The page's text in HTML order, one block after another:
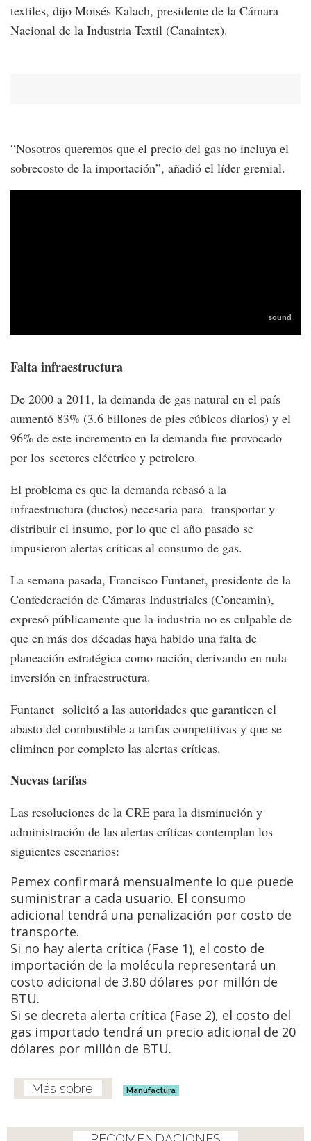
textiles, dijo Moisés Kalach, presidente de la Cámara
Nacional de la Industria Textil (Canaintex).
“Nosotros queremos que el precio del gas no incluya el
sobrecosto de la importación”, añadió el líder gremial.
Falta infraestructura
De 2000 a 2011, la demanda de gas natural en el país
aumentó 83% (3.6 billones de pies cúbicos diarios) y el
96% de este incremento en la demanda fue provocado
por los sectores eléctrico y petrolero.
El problema es que la demanda rebasó a la
infraestructura (ductos) necesaria para transportar y
distribuir el insumo, por lo que el año pasado se
impusieron alertas críticas al consumo de gas.
La semana pasada, Francisco Funtanet, presidente de la
Confederación de Cámaras Industriales (Concamin),
expresó públicamente que la industria no es culpable de
que en más dos décadas haya habido una falta de
planeación estratégica como nación, derivando en nula
inversión en infraestructura.
Funtanet solicitó a las autoridades que garanticen el
abasto del combustible a tarifas competitivas y que se
eliminen por completo las alertas críticas.
Nuevas tarifas
Las resoluciones de la CRE para la disminución y
administración de las alertas críticas contemplan los
siguientes escenarios:
Pemex confirmará mensualmente lo que puede
suministrar a cada usuario. El consumo
adicional tendrá una penalización por costo de
transporte.
Si no hay alerta crítica (Fase 1), el costo de
importación de la molécula representará un
costo adicional de 3.80 dólares por millón de
BTU.
Si se decreta alerta crítica (Fase 2), el costo del
gas importado tendrá un precio adicional de 20
dólares por millón de BTU.
Manufactura